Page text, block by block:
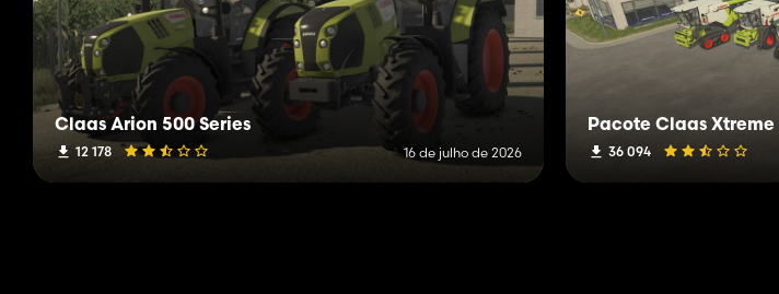
Claas Arion 500 Series
12 178 16 de julho de 2026
Pacote Claas Xtreme
36 094